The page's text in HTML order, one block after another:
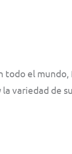
todo el
variedad de